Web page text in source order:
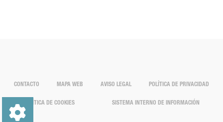
CONTACTO MAPA WEB AVISO LEGAL POLÍTICA DE PRIVACIDAD
POLÍTICA DE COOKIES SISTEMA INTERNO DE INFORMACIÓN